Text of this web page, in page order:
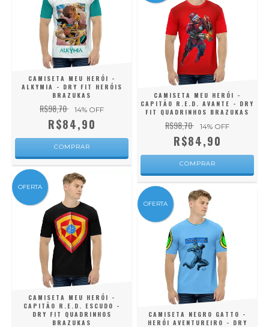
CAMISETA MEU HERÓI -
ALKYMIA - DRY FIT HERÓIS
BRAZUKAS
R$98,70 14% OFF
R$84,90
COMPRAR
CAMISETA MEU HERÓI -
CAPITÃO R.E.D. AVANTE - DRY
FIT QUADRINHOS BRAZUKAS
R$98,70 14% OFF
R$84,90
COMPRAR
OFERTA
CAMISETA MEU HERÓI -
CAPITÃO R.E.D. ESCUDO -
DRY FIT QUADRINHOS
BRAZUKAS
OFERTA
CAMISETA NEGRO GATTO -
HERÓI AVENTUREIRO - DRY